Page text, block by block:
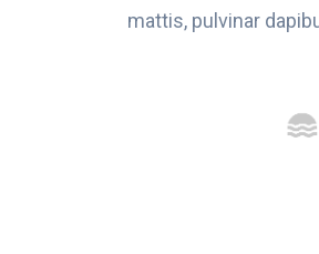
mattis, pulvinar